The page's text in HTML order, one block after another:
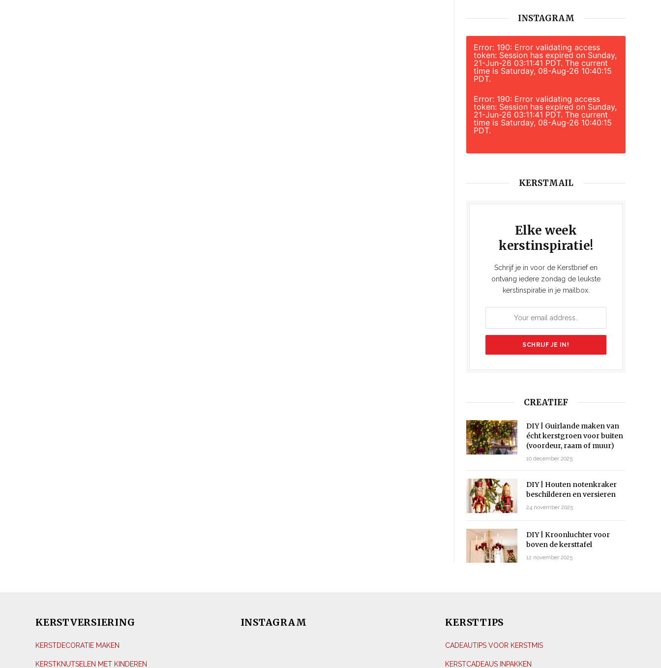
INSTAGRAM
Error: 190: Error validating access
token: Session has expired on Sunday,
21-Jun-26 03:11:41 PDT. The current
time is Saturday, 08-Aug-26 10:40:15
PDT.
Error: 190: Error validating access
token: Session has expired on Sunday,
21-Jun-26 03:11:41 PDT. The current
time is Saturday, 08-Aug-26 10:40:15
PDT.
KERSTMAIL
Elke week
kerstinspiratie!
Schrijf je in voor de Kerstbrief en
ontvang iedere zondag de leukste
kerstinspiratie in je mailbox.
CREATIEF
DIY | Guirlande maken van
écht kerstgroen voor buiten
(voordeur, raam of muur)
10 december 2025
DIY | Houten notenkraker
beschilderen en versieren
24 november 2025
DIY | Kroonluchter voor
boven de kersttafel
12 november 2025
KERSTVERSIERING
KERSTDECORATIE MAKEN
KERSTKNUTSELEN MET KINDEREN
INSTAGRAM KERSTTIPS
CADEAUTIPS VOOR KERSTMIS
KERSTCADEAUS INPAKKEN